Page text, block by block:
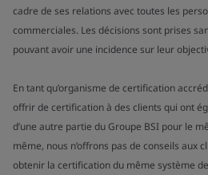
cadre de ses relations avec toutes les
commerciales. Les décisions sont prises
pouvant avoir une incidence sur leur
En tant qu’organisme de certification
offrir de certification à des clients qui ont
d’une autre partie du Groupe BSI pour le
même, nous n’offrons pas de conseils aux
obtenir la certification du même système